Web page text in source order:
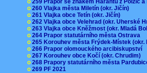
o 260 Vlajka města Miletín (okr. Jičín)
o 261 Vlajka obce Tetín (okr. Jičín)
o 262 Vlajka obce Velehrad (okr. Uherské
o 263 Vlajka obce Kněžmost (okr. Mladá
o 264 Prapor statutárního města Ostrava
o 265 Korouhev města Frýdek-Místek
o 266 Prapor olomouckého arcibiskupství
o 267 Korouhev obce Kočí (okr. Chrudim)
o 268 Prapory statutárního města
o 269 PF 2021